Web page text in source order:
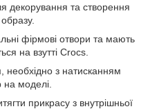
декорування та створення
фірмові отвори та мають
на взутті Сrocs.
необхідно з натисканням
на моделі.
прикрасу з внутрішньої